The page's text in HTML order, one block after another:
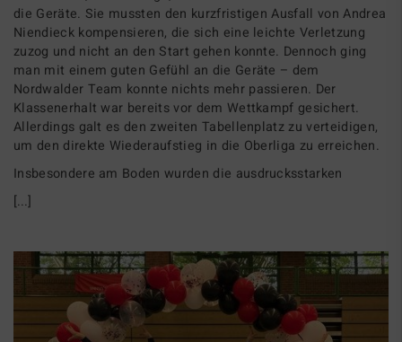
die Geräte. Sie mussten den kurzfristigen Ausfall von Andrea
Niendieck kompensieren, die sich eine leichte Verletzung
zuzog und nicht an den Start gehen konnte. Dennoch ging
man mit einem guten Gefühl an die Geräte – dem
Nordwalder Team konnte nichts mehr passieren. Der
Klassenerhalt war bereits vor dem Wettkampf gesichert.
Allerdings galt es den zweiten Tabellenplatz zu verteidigen,
um den direkte Wiederaufstieg in die Oberliga zu erreichen.
Insbesondere am Boden wurden die ausdrucksstarken
[...]